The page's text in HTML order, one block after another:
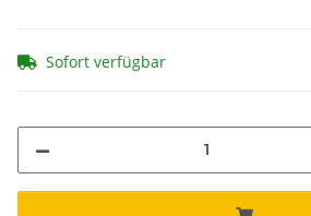
Sofort verfügbar